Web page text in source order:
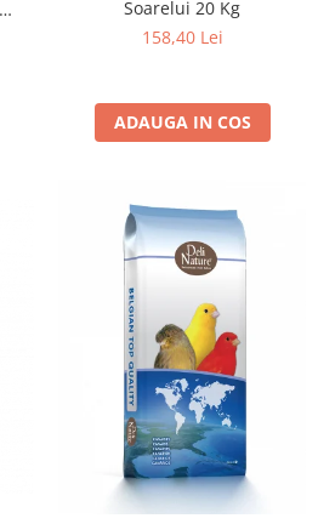
Soarelui 20 Kg
158,40 Lei
ADAUGA IN COS